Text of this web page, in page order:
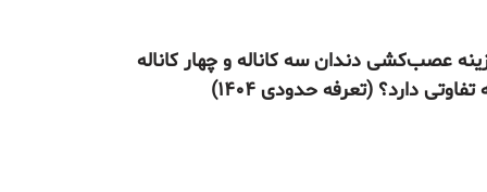
عصب‌کشی دندان سه کاناله و چهار کاناله
دارد؟ (تعرفه حدودی ۱۴۰۴)